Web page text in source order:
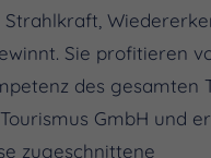
Strahlkraft,
Sie profitieren
des gesamten
GmbH und
zugeschnittene